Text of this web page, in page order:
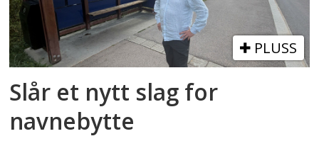
PLUSS
Slår et nytt slag for
navnebytte